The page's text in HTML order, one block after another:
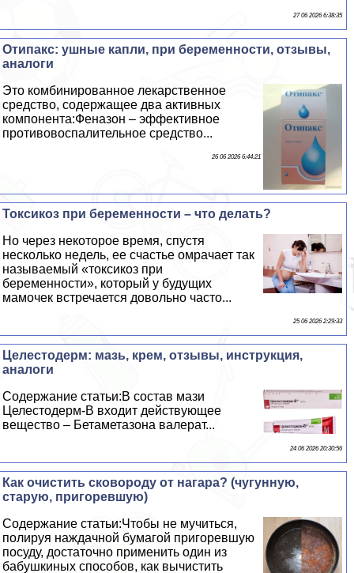
27 06 2026 6:38:35
Отипакс: ушные капли, при беременности, отзывы,
аналоги
Это комбинированное лекарственное
средство, содержащее два активных
компонента:Феназон – эффективное
противовоспалительное средство...
26 06 2026 6:44:21
Токсикоз при беременности – что делать?
Но через некоторое время, спустя
несколько недель, ее счастье омрачает так
называемый «токсикоз при
беременности», который у будущих
мамочек встречается довольно часто...
25 06 2026 2:29:33
Целестодерм: мазь, крем, отзывы, инструкция,
аналоги
Содержание статьи:В состав мази
Целестодерм-В входит действующее
вещество – Бетаметазона валерат...
24 06 2026 20:30:56
Как очистить сковороду от нагара? (чугунную,
старую, пригоревшую)
Содержание статьи:Чтобы не мучиться,
полируя наждачной бумагой пригоревшую
посуду, достаточно применить один из
бабушкиных способов, как вычистить